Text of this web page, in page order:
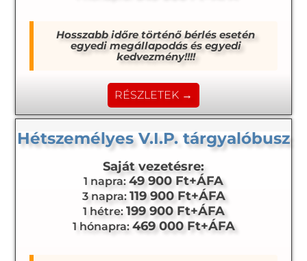
Hosszabb időre történő bérlés esetén
egyedi megállapodás és egyedi
kedvezmény!!!!
RÉSZLETEK →
Hétszemélyes V.I.P. tárgyalóbusz
Saját vezetésre:
1 napra: 49 900 Ft+ÁFA
3 napra: 119 900 Ft+ÁFA
1 hétre: 199 900 Ft+ÁFA
1 hónapra: 469 000 Ft+ÁFA